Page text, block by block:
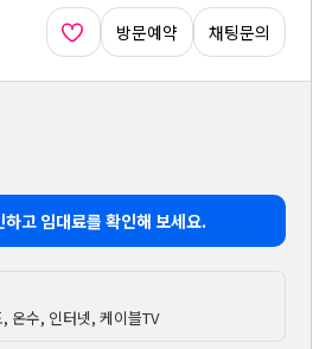
방문예약 채팅문의
하고 임대료를 확인해 보세요.
온수, 인터넷, 케이블TV